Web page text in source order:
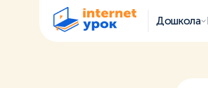
Дошкола